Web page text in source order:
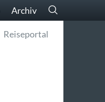
Archiv
Reiseportal